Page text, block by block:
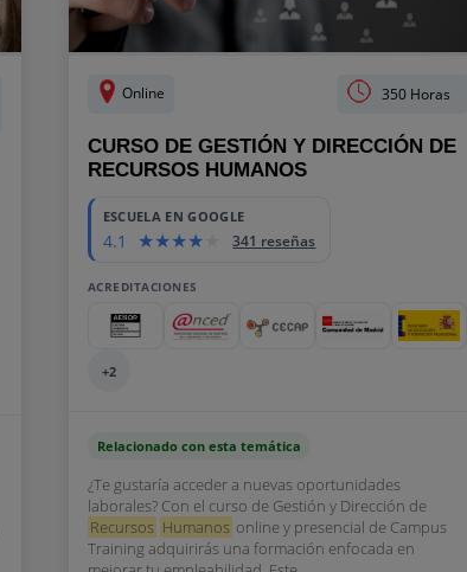
Online 350 Horas
CURSO DE GESTIÓN Y DIRECCIÓN DE
RECURSOS HUMANOS
ESCUELA EN GOOGLE
4.1 341 reseñas
ACREDITACIONES
+2
Relacionado con esta temática
¿Te gustaría acceder a nuevas oportunidades
laborales? Con el curso de Gestión y Dirección de
Recursos Humanos online y presencial de Campus
Training adquirirás una formación enfocada en